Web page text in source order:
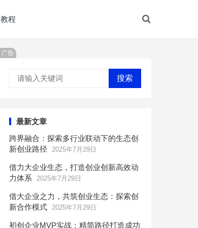
教程
广告
搜索
最新文章
跨界融合：探索多行业联动下的生态创
新创业路径
2025年7月29日
借力大企业生态，打造创业创新高效动
力体系
2025年7月29日
借大企业之力，共筑创业生态：探索创
新合作模式 2025年7月29日
初创企业MVP实战：精简路径打造成功